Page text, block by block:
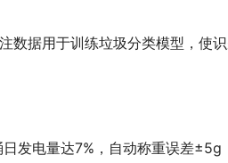
据用于训练垃圾分类模型，使识
发电量达7%，自动称重误差